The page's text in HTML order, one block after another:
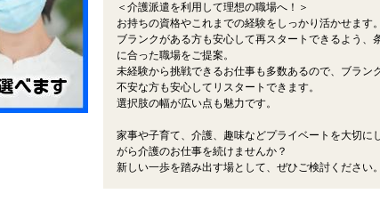
＜介護派遣を利用して理想の職場へ！＞
お持ちの資格やこれまでの経験をしっかり活かせます。
ブランクがある方も安心して再スタートできるよう、
に合った職場をご提案。
未経験から挑戦できるお仕事も多数あるので、ブラン
不安な方も安心してリスタートできます。
選択肢の幅が広い点も魅力です。
家事や子育て、介護、趣味などプライベートを大切に
がら介護のお仕事を続けませんか？
新しい一歩を踏み出す場として、ぜひご検討ください。